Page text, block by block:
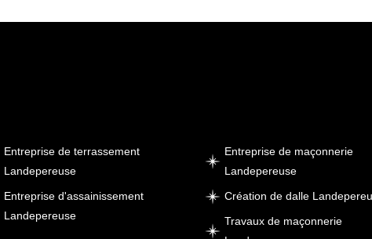
Entreprise de terrassement
Landepereuse
Entreprise d'assainissement
Landepereuse
Entreprise de maçonnerie
Landepereuse
Création de dalle
Travaux de maçonnerie